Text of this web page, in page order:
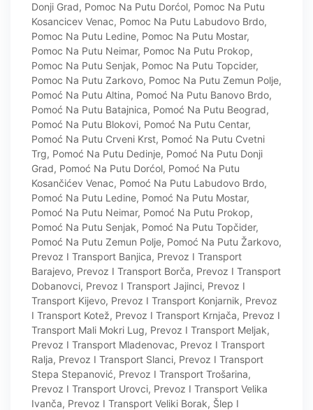
Donji Grad, Pomoc Na Putu Dorćol, Pomoc Na Putu
Kosancicev Venac, Pomoc Na Putu Labudovo Brdo,
Pomoc Na Putu Ledine, Pomoc Na Putu Mostar,
Pomoc Na Putu Neimar, Pomoc Na Putu Prokop,
Pomoc Na Putu Senjak, Pomoc Na Putu Topcider,
Pomoc Na Putu Zarkovo, Pomoc Na Putu Zemun Polje,
Pomoć Na Putu Altina, Pomoć Na Putu Banovo Brdo,
Pomoć Na Putu Batajnica, Pomoć Na Putu Beograd,
Pomoć Na Putu Blokovi, Pomoć Na Putu Centar,
Pomoć Na Putu Crveni Krst, Pomoć Na Putu Cvetni
Trg, Pomoć Na Putu Dedinje, Pomoć Na Putu Donji
Grad, Pomoć Na Putu Dorćol, Pomoć Na Putu
Kosančićev Venac, Pomoć Na Putu Labudovo Brdo,
Pomoć Na Putu Ledine, Pomoć Na Putu Mostar,
Pomoć Na Putu Neimar, Pomoć Na Putu Prokop,
Pomoć Na Putu Senjak, Pomoć Na Putu Topčider,
Pomoć Na Putu Zemun Polje, Pomoć Na Putu Žarkovo,
Prevoz I Transport Banjica, Prevoz I Transport
Barajevo, Prevoz I Transport Borča, Prevoz I Transport
Dobanovci, Prevoz I Transport Jajinci, Prevoz I
Transport Kijevo, Prevoz I Transport Konjarnik, Prevoz
I Transport Kotež, Prevoz I Transport Krnjača, Prevoz I
Transport Mali Mokri Lug, Prevoz I Transport Meljak,
Prevoz I Transport Mladenovac, Prevoz I Transport
Ralja, Prevoz I Transport Slanci, Prevoz I Transport
Stepa Stepanović, Prevoz I Transport Trošarina,
Prevoz I Transport Urovci, Prevoz I Transport Velika
Ivanča, Prevoz I Transport Veliki Borak, Šlep I